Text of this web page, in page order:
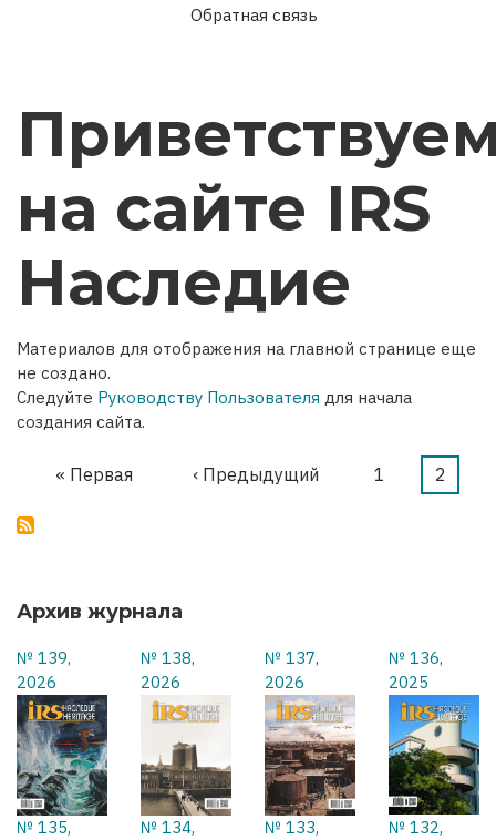
Обратная связь
на сайте IRS
Наследие
Материалов для отображения на главной странице еще
не создано.
Следуйте Руководству Пользователя для начала
создания сайта.
Нумерация
страниц
Первая
« Первая ←
‹ Предыдущий Страница
1 2
Архив журнала
№ 139,
2026
№ 138,
2026
№ 137,
2026
№ 136,
2025
№ 135,
№ 134,
№ 133,
№ 132,